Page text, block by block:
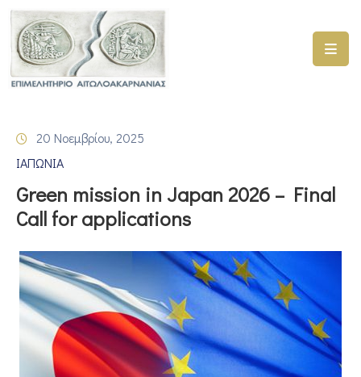
ΑΡΧΙΚΗ
ΓΕΜΗ
–
ΠΡΟΓΡΑΜΜΑΤΑ
ΣΥΜΜΕΤΟΧΗ
ΣΕ
ΕΤΑΙΡΕΙΕΣ
ΕΠΙΚΑΙΡΟΤΗΤΑ
20 Νοεμβρίου, 2025
ΙΑΠΩΝΙΑ
Green mission in Japan 2026 – Final
Call for applications